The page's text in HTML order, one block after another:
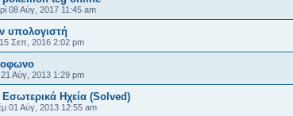
08 Αύγ, 2017 11:45 am
υπολογιστή
Σεπ, 2016 2:02 pm
21 Αύγ, 2013 1:29 pm
Ηχεία (Solved)
01 Αύγ, 2013 12:55 am